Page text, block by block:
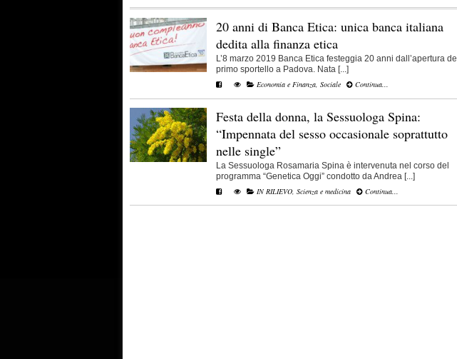
20 anni di Banca Etica: unica banca italiana
dedita alla finanza etica
L’8 marzo 2019 Banca Etica festeggia 20 anni dall’apertura del
primo sportello a Padova. Nata [...]
Economia e Finanza, Sociale Continua...
Festa della donna, la Sessuologa Spina:
“Impennata del sesso occasionale soprattutto
nelle single”
La Sessuologa Rosamaria Spina è intervenuta nel corso del
programma “Genetica Oggi” condotto da Andrea [...]
IN RILIEVO, Scienza e medicina Continua...